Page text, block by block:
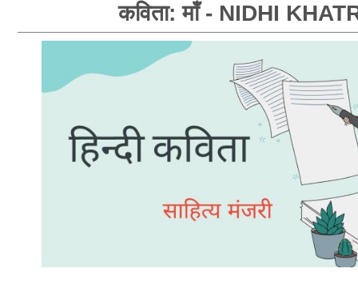
कविता: मॉं - NIDHI